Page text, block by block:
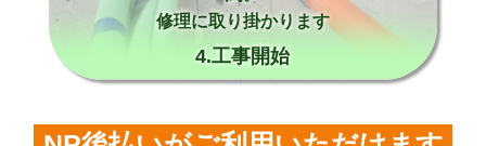
修理に取り掛かります
4.工事開始